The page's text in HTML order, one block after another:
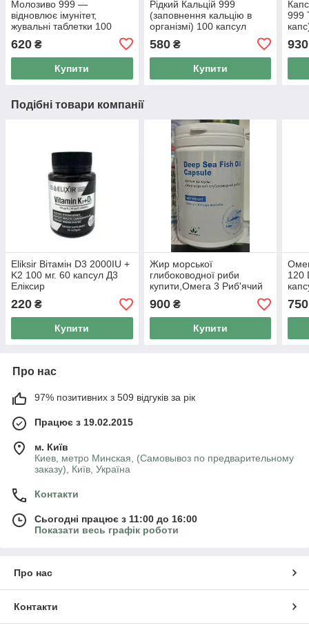
Молозиво 999 —
відновлює імунітет,
жувальні таблетки 100
620 ₴
Купити
Рідкий Кальцій 999
(заповнення кальцію в
організмі) 100 капсул
580₴
Купити
999
930
Подібні товари компанії
Eliksir Вітамін D3 2000IU +
K2 100 мг. 60 капсул Д3
Еліксир
220 ₴
Купити
Жир морської
глибоководної риби
купити,Омега 3 Риб'ячий
жир Грін Ворлд 100 капсул
по 1000 мг.
900₴
Купити
120
750
Про нас
97% позитивних з 509 відгуків за рік
Працює з 19.02.2015
м. Київ
Киев, метро Минская, (Самовывоз по предварительному
заказу), Київ, Україна
Контакти
Сьогодні працює з 11:00 до 16:00
Показати весь графік роботи
Про нас
Контакти